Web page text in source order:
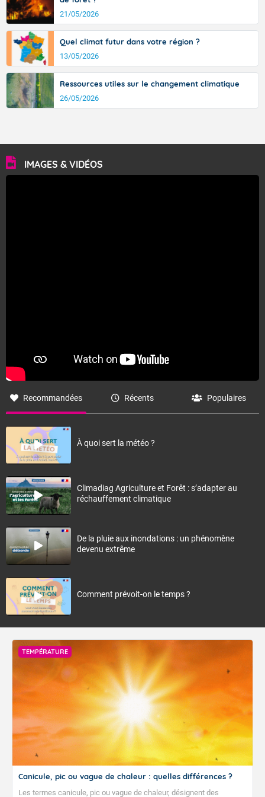
21/05/2026
Quel climat futur dans votre région ?
13/05/2026
Ressources utiles sur le changement climatique
26/05/2026
IMAGES & VIDÉOS
Recommandées Récents Populaires
À quoi sert la météo ?
Climadiag Agriculture et Forêt : s’adapter au
réchauffement climatique
De la pluie aux inondations : un phénomène
devenu extrême
Comment prévoit-on le temps ?
TEMPÉRATURE
Canicule, pic ou vague de chaleur : quelles différences ?
Les termes canicule, pic ou vague de chaleur, désignent des